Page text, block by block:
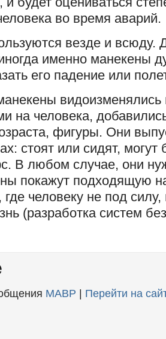
во время аварий.
везде и всюду.
именно манекены
его падение или
на человека,
фигуры. Они
стоят или сидят,
В любом случае, они
покажут подходящую
где человеку не под
(разработка систем
MABP Перейти на